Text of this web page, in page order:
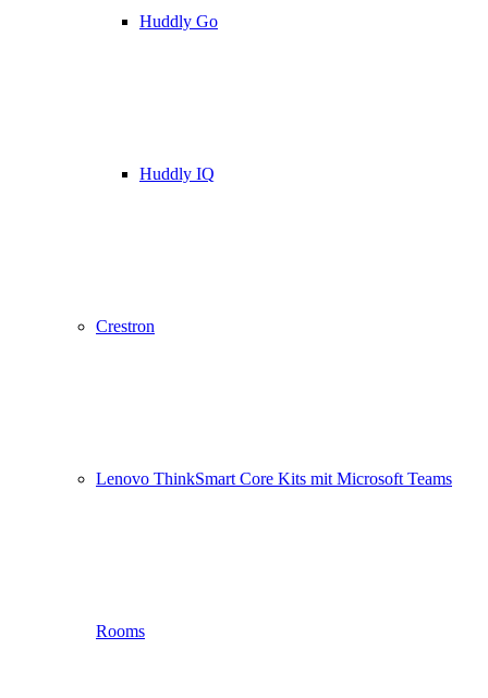
Huddly Go
Huddly IQ
Crestron
Lenovo ThinkSmart Core Kits mit Microsoft Teams
Rooms